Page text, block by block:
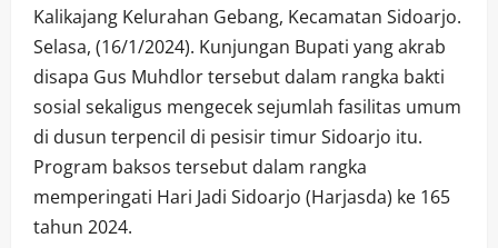
Kalikajang Kelurahan Gebang, Kecamatan Sidoarjo.
Selasa, (16/1/2024). Kunjungan Bupati yang akrab
disapa Gus Muhdlor tersebut dalam rangka bakti
sosial sekaligus mengecek sejumlah fasilitas umum
di dusun terpencil di pesisir timur Sidoarjo itu.
Program baksos tersebut dalam rangka
memperingati Hari Jadi Sidoarjo (Harjasda) ke 165
tahun 2024.